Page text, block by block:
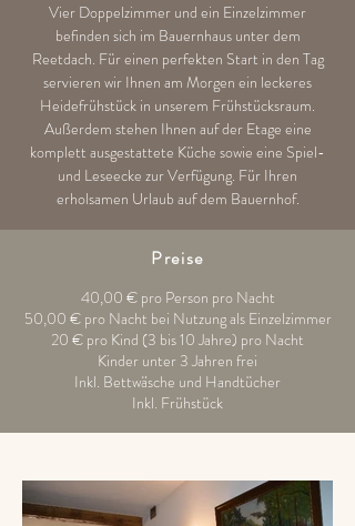
Vier Doppelzimmer und ein Einzelzimmer
befinden sich im Bauernhaus unter dem
Reetdach. Für einen perfekten Start in den Tag
servieren wir Ihnen am Morgen ein leckeres
Heidefrühstück in unserem Frühstücksraum.
Außerdem stehen Ihnen auf der Etage eine
komplett ausgestattete Küche sowie eine Spiel-
und Leseecke zur Verfügung. Für Ihren
erholsamen Urlaub auf dem Bauernhof.
Preise
40,00 € pro Person pro Nacht
50,00 € pro Nacht bei Nutzung als Einzelzimmer
20 € pro Kind (3 bis 10 Jahre) pro Nacht
Kinder unter 3 Jahren frei
Inkl. Bettwäsche und Handtücher
Inkl. Frühstück